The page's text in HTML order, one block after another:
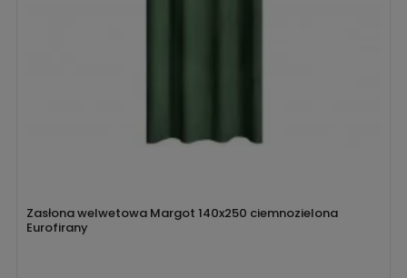
Zasłona welwetowa Margot 140x250 ciemnozielona
Eurofirany